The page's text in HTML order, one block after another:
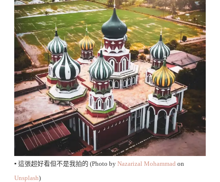
▪️ 這張超好看但不是我拍的 (Photo by Nazarizal Mohammad on
Unsplash)